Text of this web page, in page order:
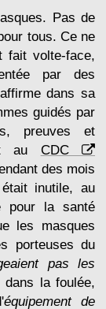
Pas de
tous. Ce ne
fait volte-face,
par des
dans sa
guidés par
preuves et
au CDC
des mois
inutile, au
pour la santé
les masques
porteuses du
pas les
la foulée,
équipement de